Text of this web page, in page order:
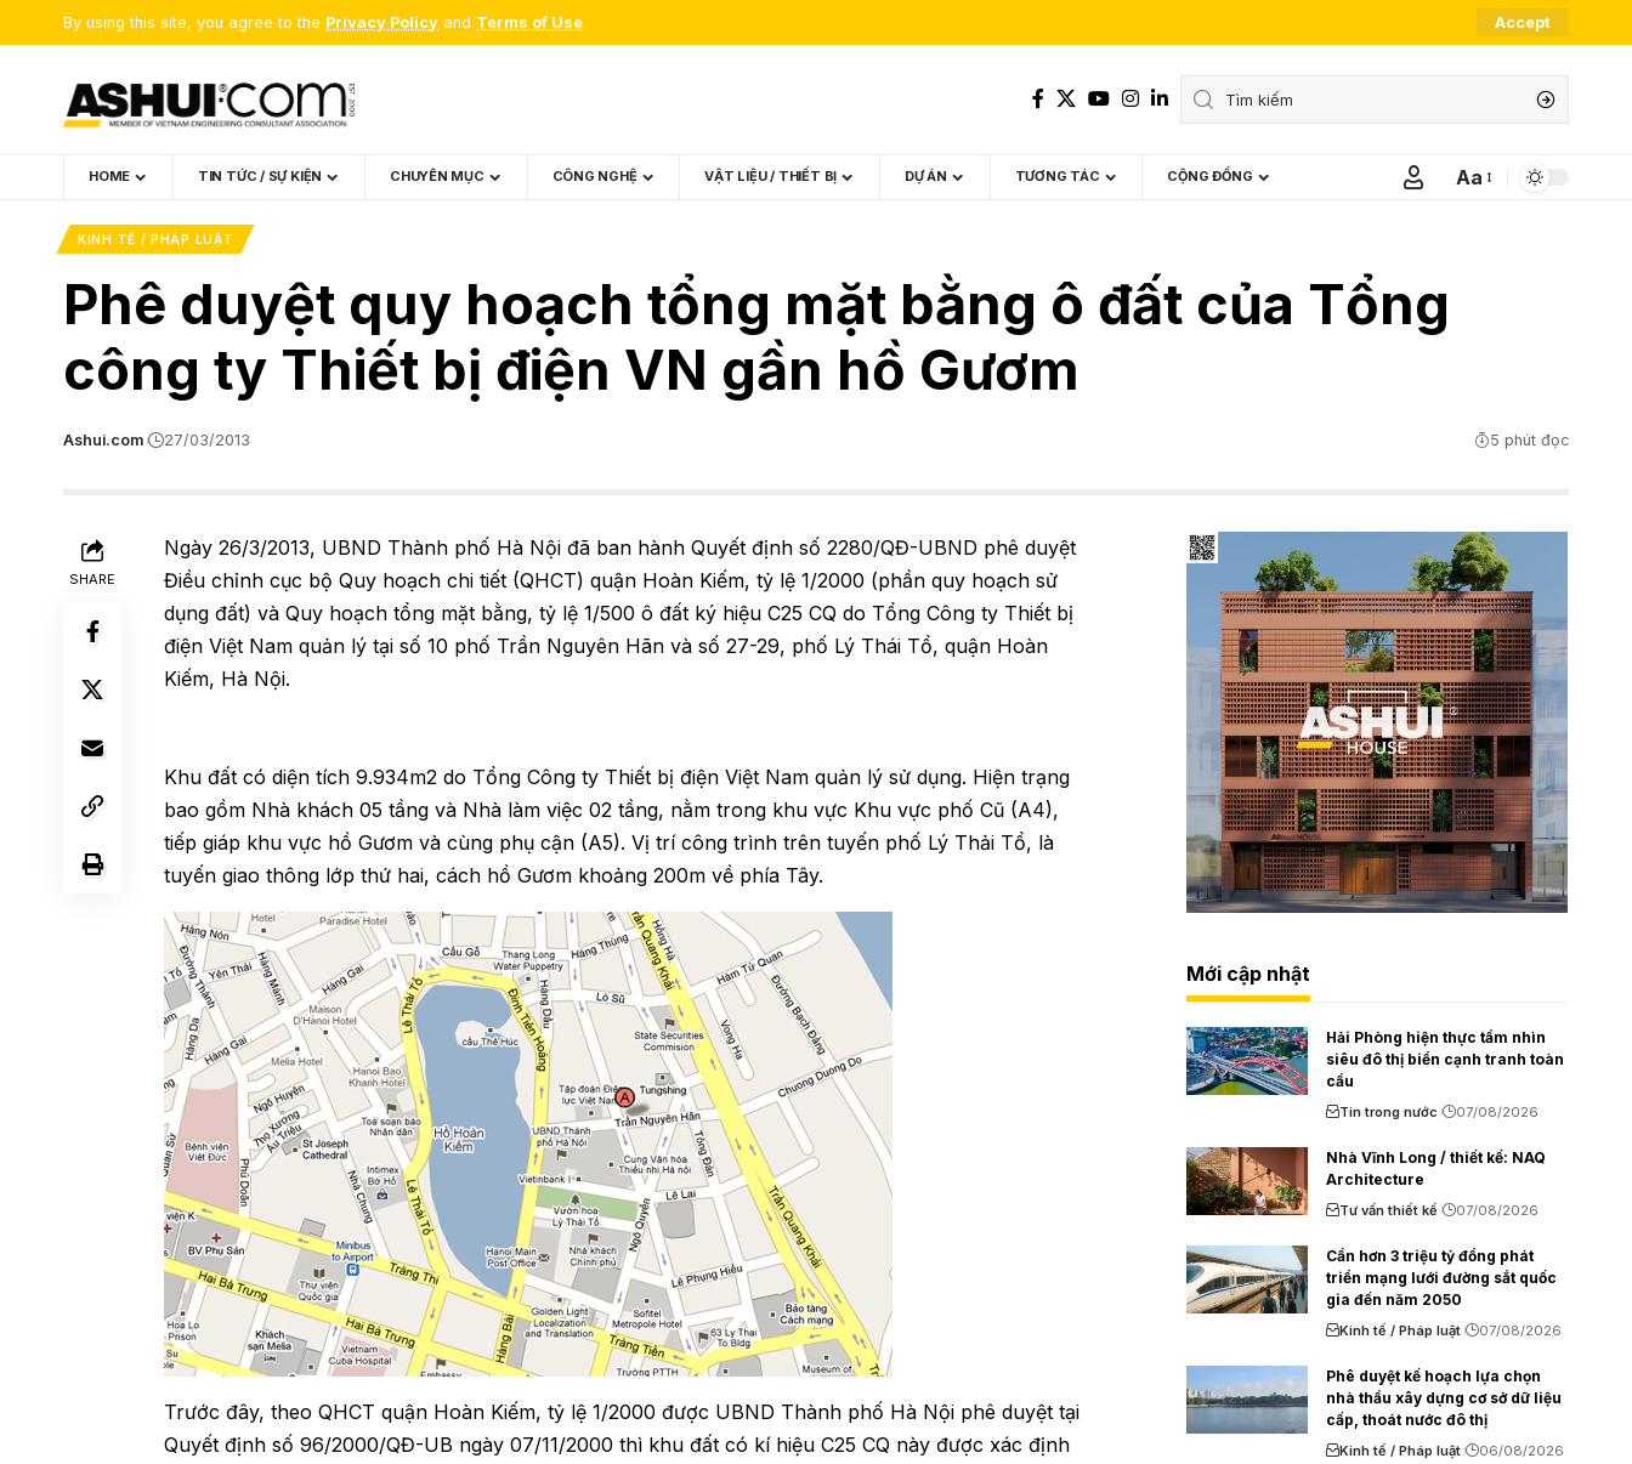
By using this site, you agree to the Privacy Policy and Terms of Use. Accept
HOME TIN TỨC / SỰ KIỆN CHUYÊN MỤC CÔNG NGHỆ VẬT LIỆU / THIẾT BỊ DỰ ÁN TƯƠNG TÁC CỘNG ĐỒNG
Font
Aa
KINH TẾ / PHÁP LUẬT
Phê duyệt quy hoạch tổng mặt bằng ô đất của Tổng
công ty Thiết bị điện VN gần hồ Gươm
Ashui.com 27/03/2013 5 phút đọc
SHARE
Ngày 26/3/2013, UBND Thành phố Hà Nội đã ban hành Quyết định số 2280/QĐ-UBND phê duyệt
Điều chỉnh cục bộ Quy hoạch chi tiết (QHCT) quận Hoàn Kiếm, tỷ lệ 1/2000 (phần quy hoạch sử
dụng đất) và Quy hoạch tổng mặt bằng, tỷ lệ 1/500 ô đất ký hiệu C25 CQ do Tổng Công ty Thiết bị
điện Việt Nam quản lý tại số 10 phố Trần Nguyên Hãn và số 27-29, phố Lý Thái Tổ, quận Hoàn
Kiếm, Hà Nội.
Khu đất có diện tích 9.934m2 do Tổng Công ty Thiết bị điện Việt Nam quản lý sử dụng. Hiện trạng
bao gồm Nhà khách 05 tầng và Nhà làm việc 02 tầng, nằm trong khu vực Khu vực phố Cũ (A4),
tiếp giáp khu vực hồ Gươm và cùng phụ cận (A5). Vị trí công trình trên tuyến phố Lý Thải Tổ, là
tuyến giao thông lớp thứ hai, cách hồ Gươm khoảng 200m về phía Tây.
Trước đây, theo QHCT quận Hoàn Kiếm, tỷ lệ 1/2000 được UBND Thành phố Hà Nội phê duyệt tại
Quyết định số 96/2000/QĐ-UB ngày 07/11/2000 thì khu đất có kí hiệu C25 CQ này được xác định
Mới cập nhật
Hải Phòng hiện thực tầm nhìn
siêu đô thị biển cạnh tranh toàn
cầu
Tin trong nước 07/08/2026
Nhà Vĩnh Long / thiết kế: NAQ
Architecture
Tư vấn thiết kế 07/08/2026
Cần hơn 3 triệu tỷ đồng phát
triển mạng lưới đường sắt quốc
gia đến năm 2050
Kinh tế / Pháp luật 07/08/2026
Phê duyệt kế hoạch lựa chọn
nhà thầu xây dựng cơ sở dữ liệu
cấp, thoát nước đô thị
Kinh tế / Pháp luật 06/08/2026